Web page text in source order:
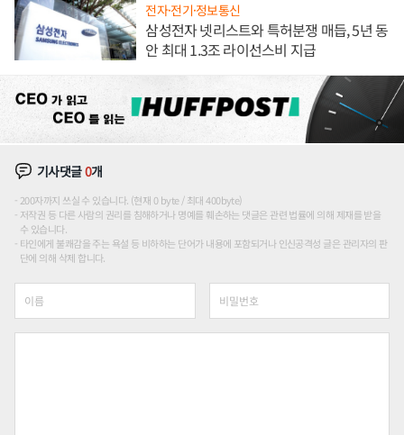
전자·전기·정보통신
삼성전자 넷리스트와 특허분쟁 매듭, 5년 동
안 최대 1.3조 라이선스비 지급
기사댓글0개
200자까지 쓰실 수 있습니다. (현재 0 byte / 최대 400byte)
저작권 등 다른 사람의 권리를 침해하거나 명예를 훼손하는 댓글은 관련 법률에 의해 제재를 받을
수 있습니다.
타인에게 불쾌감을 주는 욕설 등 비하하는 단어가 내용에 포함되거나 인신공격성 글은 관리자의 판
단에 의해 삭제 합니다.